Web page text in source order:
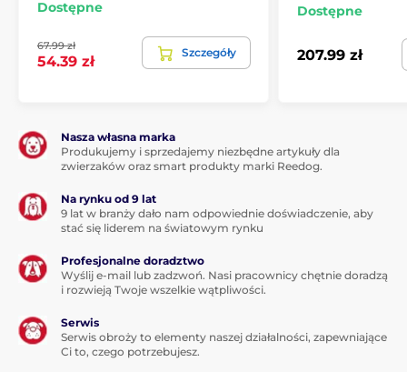
Odbiornik
został wyposażony w solidną
plastikową obrożęwykonaną z wysokiej
Pilot: szerokość - 4,5 cm; wysokość - 13,8
cm; głębokość 3,2 cm, waga - 77 g.
7,8 cm; głębokość - 2,5 cm, waga - 122 g. Metalowe
elektrody 7 i 12 mm.
Specyfikacje techniczne mogą ulec zmianie bez
wcześniejszego powiadomienia. Zdjęcia mają
Dostępne
67.99 zł
54.39 zł
Szczegóły
Dostępne
207.99 zł
Nasza własna marka
Produkujemy i sprzedajemy niezbędne artykuły dla
zwierzaków oraz smart produkty marki Reedog.
Na rynku od 9 lat
9 lat w branży dało nam odpowiednie doświadczenie, aby
stać się liderem na światowym rynku
Profesjonalne doradztwo
Wyślij e-mail lub zadzwoń. Nasi pracownicy chętnie doradzą
i rozwieją Twoje wszelkie wątpliwości.
Serwis
Serwis obroży to elementy naszej działalności, zapewniające
Ci to, czego potrzebujesz.